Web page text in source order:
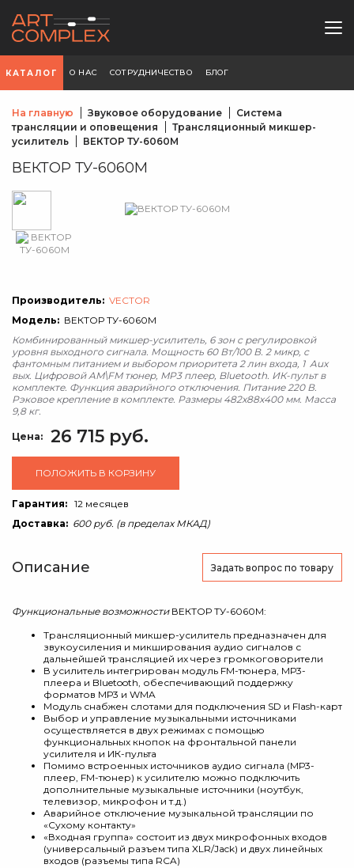
КАТАЛОГ О НАС СОТРУДНИЧЕСТВО БЛОГ
На главную Звуковое оборудование
Система
трансляции и оповещения
Трансляционный микшер-
усилитель
ВЕКТОР ТУ-6060М
ВЕКТОР ТУ-6060М
Производитель: VECTOR
Модель: ВЕКТОР ТУ-6060М
Комбинированный микшер-усилитель, 6 зон c регулировкой
уровня выходного сигнала. Мощность 60 Вт/100 В. 2 микр, с
фантомным питанием и выбором приоритета 2 лин входа, 1 Aux
вых. Цифровой AM\FM тюнер, MP3 плеер, Bluetooth. ИК-пульт в
комплекте. Функция аварийного отключения. Питание 220 В.
Рэковое крепление в комплекте. Размеры 482х88х400 мм. Масса
9,8 кг.
Цена: 26 715 руб.
ПОЛОЖИТЬ В КОРЗИНУ
Гарантия: 12 месяцев
Доставка: 600 руб. (в пределах МКАД)
Описание Задать вопрос по товару
Функциональные возможности ВЕКТОР ТУ-6060М:
Трансляционный микшер-усилитель предназначен для
звукоусиления и микширования аудио сигналов с
дальнейшей трансляцией их через громкоговорители
В усилитель интегрирован модуль FM-тюнера, МР3-
плеера и Bluetooth, обеспечивающий поддержку
форматов МР3 и WMA
Модуль снабжен слотами для подключения SD и Flash-карт
Выбор и управление музыкальными источниками
осуществляется в двух режимах с помощью
функциональных кнопок на фронтальной панели
усилителя и ИК-пульта
Помимо встроенных источников аудио сигнала (МР3-
плеер, FM-тюнер) к усилителю можно подключить
дополнительные музыкальные источники (ноутбук,
телевизор, микрофон и т.д.)
Аварийное отключение музыкальной трансляции по
«Сухому контакту»
«Входная группа» состоит из двух микрофонных входов
(универсальный разъем типа XLR/Jack) и двух линейных
входов (разъемы типа RCA)